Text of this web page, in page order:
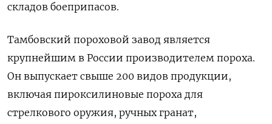
складов боеприпасов.
Тамбовский пороховой завод является
крупнейшим в России производителем пороха.
Он выпускает свыше 200 видов продукции,
включая пироксилиновые пороха для
стрелкового оружия, ручных гранат,